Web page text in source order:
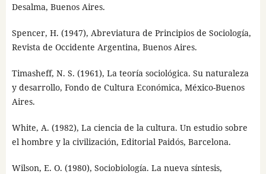
Desalma, Buenos Aires.
Spencer, H. (1947), Abreviatura de Principios de Sociología,
Revista de Occidente Argentina, Buenos Aires.
Timasheff, N. S. (1961), La teoría sociológica. Su naturaleza
y desarrollo, Fondo de Cultura Económica, México-Buenos
Aires.
White, A. (1982), La ciencia de la cultura. Un estudio sobre
el hombre y la civilización, Editorial Paidós, Barcelona.
Wilson, E. O. (1980), Sociobiología. La nueva síntesis,